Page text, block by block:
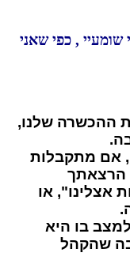
שומעיי , כפי שאני
ההכשרה שלנו,
אם מתקבלות
הרצאתך
אצלינו", או
בו היא
שהקהל